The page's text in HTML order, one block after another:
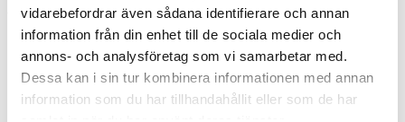
vidarebefordrar även sådana identifierare och annan
information från din enhet till de sociala medier och
annons- och analysföretag som vi samarbetar med.
Dessa kan i sin tur kombinera informationen med annan
information som du har tillhandahållit eller som de har
Fler butiker
Kan hämtas om en timme
Inom butikens öppettider